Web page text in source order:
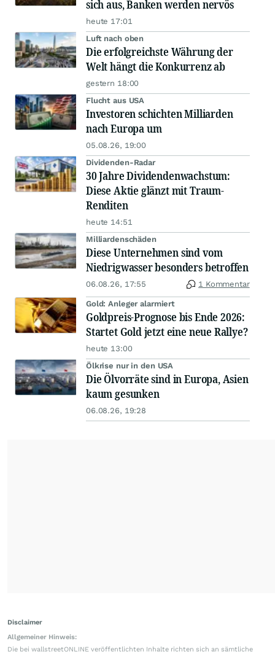
sich aus, Banken werden nervös
heute 17:01
Luft nach oben
Die erfolgreichste Währung der
Welt hängt die Konkurrenz ab
gestern 18:00
Flucht aus USA
Investoren schichten Milliarden
nach Europa um
05.08.26, 19:00
Dividenden-Radar
30 Jahre Dividendenwachstum:
Diese Aktie glänzt mit Traum-
Renditen
heute 14:51
Milliardenschäden
Diese Unternehmen sind vom
Niedrigwasser besonders betroffen
06.08.26, 17:55 1 Kommentar
Gold: Anleger alarmiert
Goldpreis-Prognose bis Ende 2026:
Startet Gold jetzt eine neue Rallye?
heute 13:00
Ölkrise nur in den USA
Die Ölvorräte sind in Europa, Asien
kaum gesunken
06.08.26, 19:28
Disclaimer
Allgemeiner Hinweis:
Die bei wallstreetONLINE veröffentlichten Inhalte richten sich an sämtliche